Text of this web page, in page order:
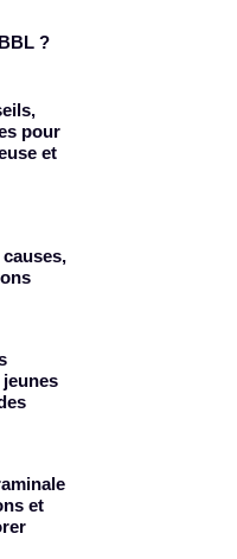
?
pour
et
et